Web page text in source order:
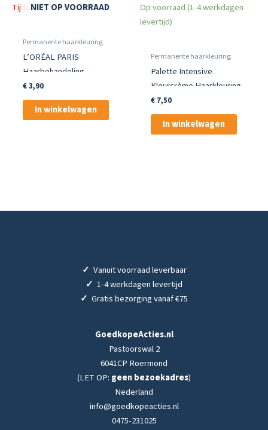
NIET OP VOORRAAD
Tijdelijk niet leverbaar
Permanente haarkleuring
L’ORÉAL PARIS
Haarbehandeling
Kleurglans Balsem 54 ml
€3,90
In winkelwagen
Op voorraad (1-4 werkdagen
levertijd)
Permanente haarkleuring
Palette Intensive
Kleurcrème Haarkleuring
3-65 Donker
Chocoladebruin
€7,50
In winkelwagen
✓ Vanuit voorraad leverbaar
✓ 1-4 werkdagen levertijd
✓ Gratis bezorging vanaf €75
GoedkopeActies.nl
Pastoorswal 2
6041CP Roermond
(LET OP: geen bezoekadres)
Nederland
info@goedkopeacties.nl
0475-231025